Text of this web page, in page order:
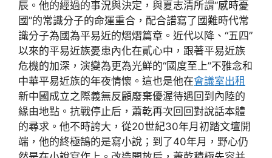
辰。他的經過的事況與決定，與夏志清所謂“感時憂
國”的常識分子的命運重合，配合譜寫了國難時代常
識分子為國為平易近的熠熠篇章。近代以降、“五四”
以來的平易近族憂患內化在貳心中，跟著平易近族
危機的加深，演變為更為光鮮的“國度至上”不雅念和
中華平易近族的年夜情懷。這也是他在會議室出租
新中國成立之際義無反顧廢棄優渥待遇回到內陸的
緣由地點。抗戰停止后，蕭乾再次回回對說話本體
的尋求。他不時誇大，從20世紀30年月初踏文壇開
端，他的終極鵠的是寫小說；到了40年月，野心仍